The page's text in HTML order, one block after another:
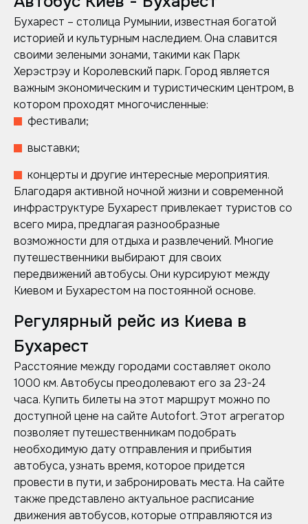
Бухарест – столица Румынии, известная богатой
историей и культурным наследием. Она славится
своими зелеными зонами, такими как Парк
Херэстрэу и Королевский парк. Город является
важным экономическим и туристическим центром, в
котором проходят многочисленные:
фестивали;
выставки;
концерты и другие интересные мероприятия.
Благодаря активной ночной жизни и современной
инфраструктуре Бухарест привлекает туристов со
всего мира, предлагая разнообразные
возможности для отдыха и развлечений. Многие
путешественники выбирают для своих
передвижений автобусы. Они курсируют между
Киевом и Бухарестом на постоянной основе.
Регулярный рейс из Киева в
Бухарест
Расстояние между городами составляет около
1000 км. Автобусы преодолевают его за 23-24
часа. Купить билеты на этот маршрут можно по
доступной цене на сайте Autofort. Этот агрегатор
позволяет путешественникам подобрать
необходимую дату отправления и прибытия
автобуса, узнать время, которое придется
провести в пути, и забронировать места. На сайте
также представлено актуальное расписание
движения автобусов, которые отправляются из